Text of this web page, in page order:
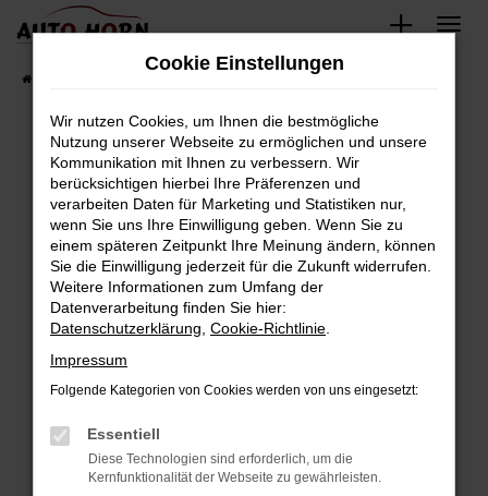
Zum
springen
Fahrzeugbestand
Fehler: Network Error
Beim Laden ist ein Fehler aufgetreten.
Hier sind ein paar Tipps, die dir helfen können:
Überprüfe deine Firewall und deine
Internetverbindung.
Laden andere Webseiten, zum Beispiel deine
Suchmaschine?
Prüfe deine Browsererweiterungen.
können das Laden bestimmter Seiten
verhindern. Funktioniert die Seite in einem
anderen Browser oder in einem privaten
Cookie Einstellungen
Wir nutzen Cookies, um Ihnen die bestmögliche
Nutzung unserer Webseite zu ermöglichen und unsere
Kommunikation mit Ihnen zu verbessern. Wir
berücksichtigen hierbei Ihre Präferenzen und
verarbeiten Daten für Marketing und Statistiken nur,
wenn Sie uns Ihre Einwilligung geben. Wenn Sie zu
einem späteren Zeitpunkt Ihre Meinung ändern, können
Sie die Einwilligung jederzeit für die Zukunft widerrufen.
Weitere Informationen zum Umfang der
Datenverarbeitung finden Sie hier:
Datenschutzerklärung Cookie-Richtlinie
Impressum
Folgende Kategorien von Cookies werden von uns eingesetzt:
Essentiell
Diese Technologien sind erforderlich, um die
Kernfunktionalität der Webseite zu gewährleisten.